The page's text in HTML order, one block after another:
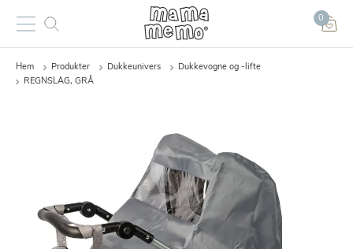
0
Hem Produkter Dukkeunivers
Dukkevogne og -lifte
REGNSLAG, GRÅ